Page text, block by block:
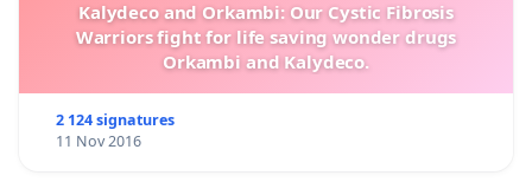
Kalydeco and Orkambi: Our Cystic Fibrosis
Warriors fight for life saving wonder drugs
Orkambi and Kalydeco.
2 124 signatures
11 Nov 2016